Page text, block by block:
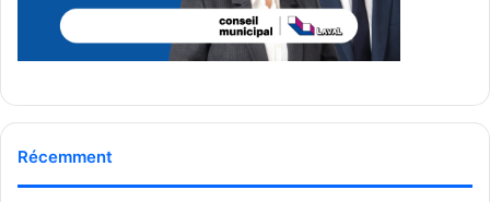
permis de passer un cap en termes d’efficacité et
d’expansion », précise Walid.
L’équipe, aujourd’hui optimisée, planifie une expansion
ambitieuse. À l’horizon 2025 et à long
terme,OneTrip.io
l’Europe et de l’Afrique. Les frères identifient des régions
Récemment